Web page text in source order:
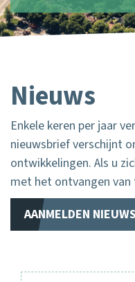
Nieuws
Enkele keren per jaar
nieuwsbrief verschijnt
ontwikkelingen. Als u
met het ontvangen
AANMELDEN